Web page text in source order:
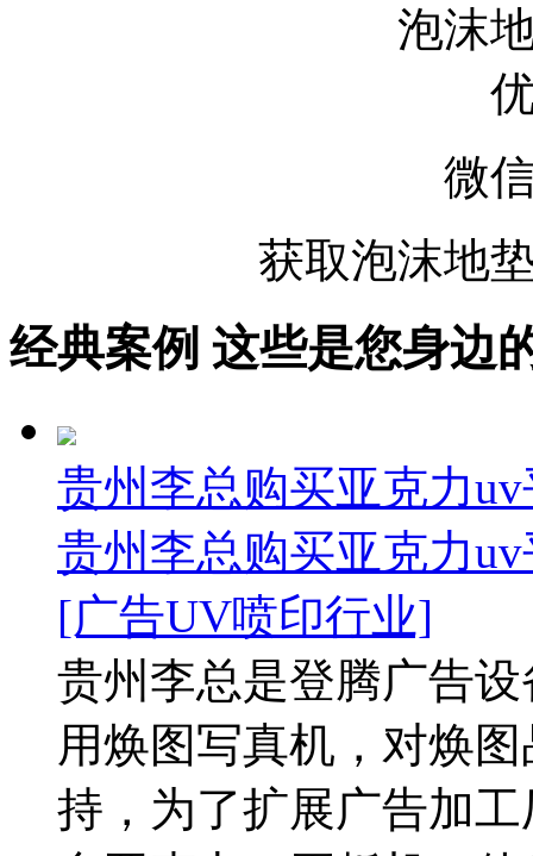
微
获取泡沫地
经典案例 这些是您身边
贵州李总购买亚克力
贵州李总购买亚克力
[广告UV喷印行业]
贵州李总是登腾广告
用焕图写真机，对焕
持，为了扩展广告加